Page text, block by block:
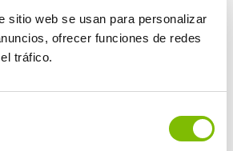
sitio web se usan para personalizar
ofrecer funciones de redes
tráfico.
exhaustiva monitorización
energéticos y de la huella
otras muchas acciones.